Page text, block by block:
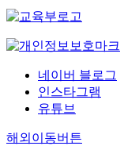
네이버 블로그
인스타그램
유튜브
해외이동버튼